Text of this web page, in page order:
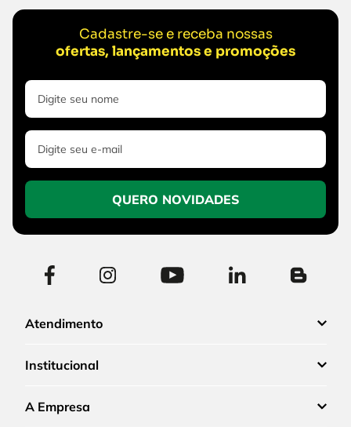
Cadastre-se e receba nossas
ofertas, lançamentos e promoções
QUERO NOVIDADES
Atendimento
Institucional
A Empresa